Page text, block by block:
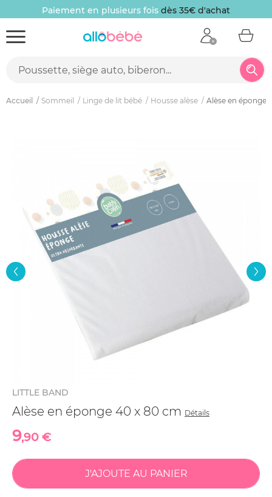
Paiement en plusieurs fois dès 35€ d'achat
Accueil Sommeil Linge de lit bébé Housse alèse Alèse en éponge
LITTLE BAND
Alèse en éponge 40 x 80 cm Détails
9,90 €